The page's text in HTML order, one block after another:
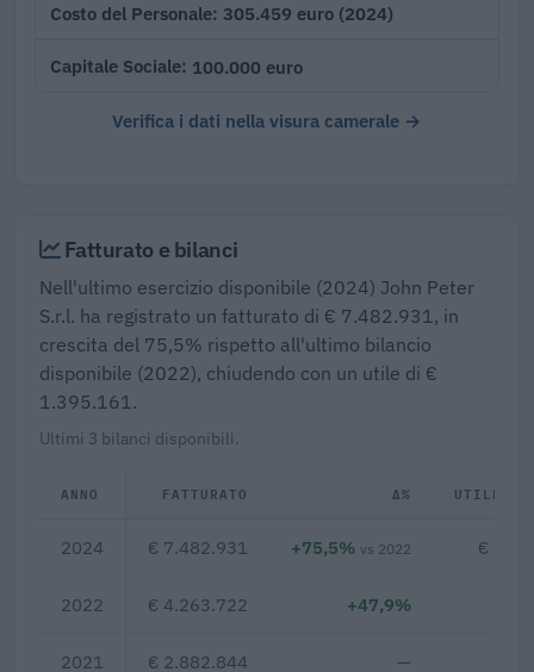
Costo del Personale 305.459 euro (2024)
Capitale Sociale 100.000 euro
Verifica i dati nella visura camerale →
Fatturato e bilanci
Nell'ultimo esercizio disponibile (2024) John Peter
S.r.l. ha registrato un fatturato di € 7.482.931, in
crescita del 75,5% rispetto all'ultimo bilancio
disponibile (2022), chiudendo con un utile di €
1.395.161.
Ultimi 3 bilanci disponibili.
ANNO FATTURATO Δ% UTILE/
2024 € 7.482.931 +75,5% vs 2022 €
2022 € 4.263.722 +47,9%
2021 € 2.882.844 —